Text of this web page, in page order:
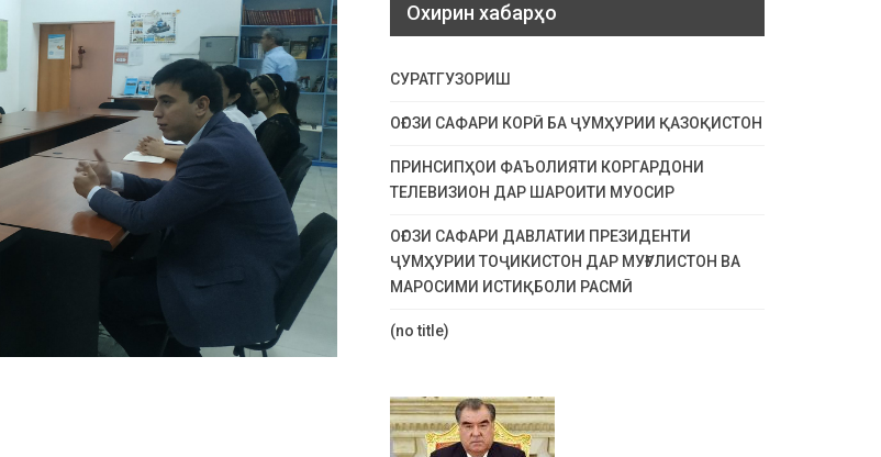
Охирин хабарҳо
СУРАТГУЗОРИШ
ОҒОЗИ САФАРИ КОРӢ БА ҶУМҲУРИИ ҚАЗОҚИСТОН
ПРИНСИПҲОИ ФАЪОЛИЯТИ КОРГАРДОНИ
ТЕЛЕВИЗИОН ДАР ШАРОИТИ МУОСИР
ОҒОЗИ САФАРИ ДАВЛАТИИ ПРЕЗИДЕНТИ
ҶУМҲУРИИ ТОҶИКИСТОН ДАР МУҒУЛИСТОН ВА
МАРОСИМИ ИСТИҚБОЛИ РАСМӢ
(no title)